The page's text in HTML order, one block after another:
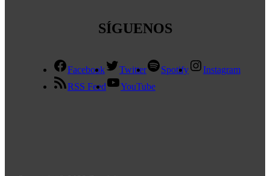
SÍGUENOS
Facebook Twitter Spotify
Instagram
RSS Feed
YouTube